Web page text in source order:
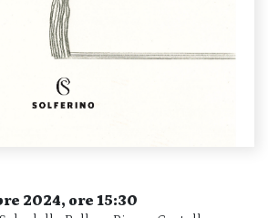
2024, ore 15:30